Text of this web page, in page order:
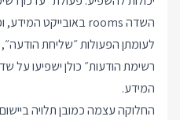
השדה rooms באובייקט המידע, וכך גם ״יצירת חדר שיחה חדש״.
לעומתן הפעולות ״שליחת
המידע.
החלוקה עצמה כמובן תלויה